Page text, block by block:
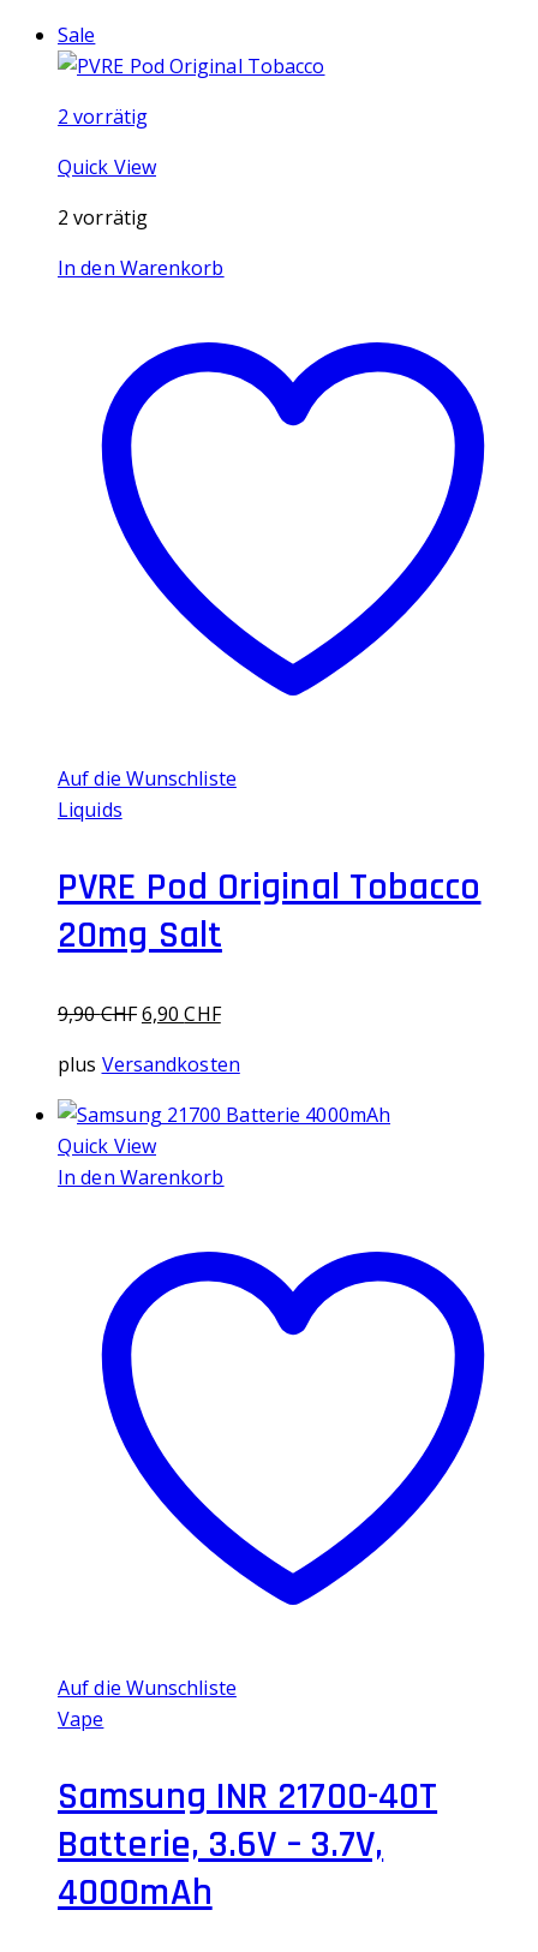
Sale
2 vorrätig
Quick View
2 vorrätig
In den Warenkorb
Auf die Wunschliste
Liquids
PVRE Pod Original Tobacco
20mg Salt
9,90CHFUrsprünglicher
war:
9,90 CHF
6,90CHFAktueller
ist:
6,90 CHF.
plus Versandkosten
Quick View
In den Warenkorb
Auf die Wunschliste
Vape
Samsung INR 21700-40T
Batterie, 3.6V – 3.7V,
4000mAh